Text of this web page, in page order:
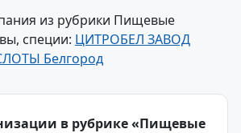
из рубрики Пищевые
специи: ЦИТРОБЕЛ ЗАВОД
Белгород
в рубрике «Пищевые